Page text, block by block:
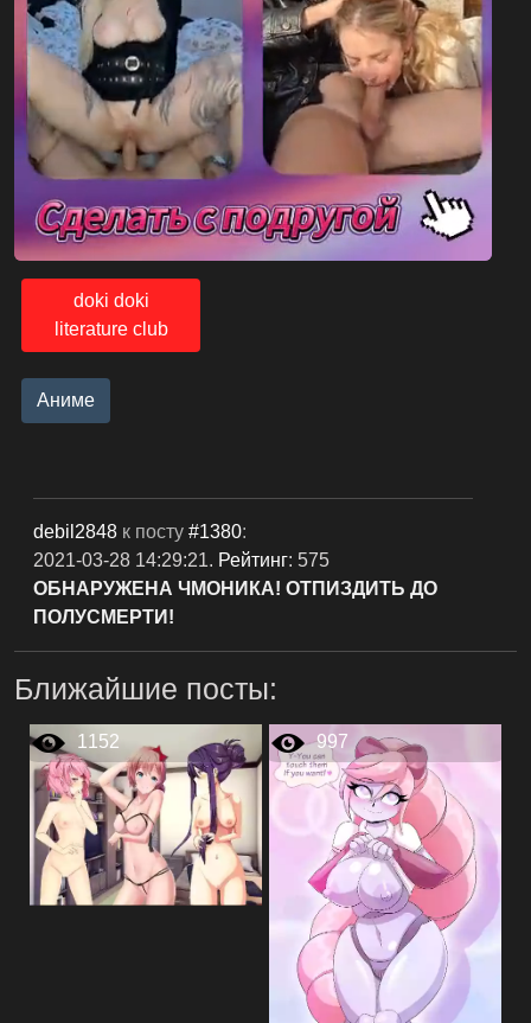
doki doki
literature club
Аниме
debil2848 к посту#1380:
2021-03-28 14:29:21. Рейтинг: 575
ОБНАРУЖЕНА ЧМОНИКА! ОТПИЗДИТЬ ДО
ПОЛУСМЕРТИ!
Ближайшие посты:
1152 997